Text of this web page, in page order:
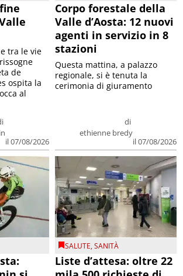
il 07/08/2026
tra le vie
de
ospita la
al
Corpo forestale della
Valle d’Aosta: 12 nuovi
agenti in servizio in 8
stazioni
di
ethienne bredy
il 07/08/2026
Questa mattina, a palazzo
regionale, si è tenuta la
cerimonia di giuramento
SALUTE,SANITÀ
Liste d’attesa: oltre 22